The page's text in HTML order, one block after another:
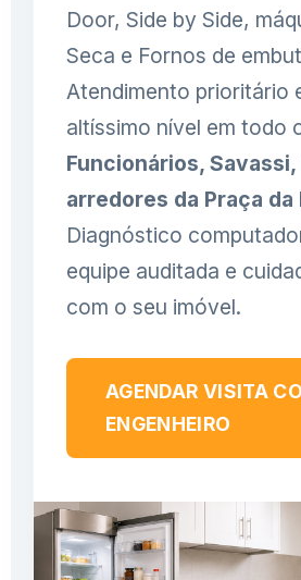
Door, Side by Side,
Seca e Fornos de
Atendimento prioritário
altíssimo nível em todo
Funcionários,
arredores da Praça da
Diagnóstico
equipe auditada e
com o seu imóvel.
AGENDAR VISITA
ENGENHEIRO